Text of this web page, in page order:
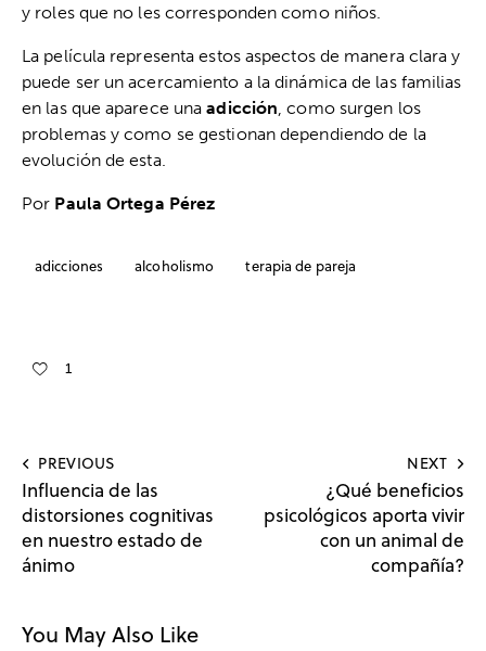
y roles que no les corresponden como niños.
La película representa estos aspectos de manera clara y
puede ser un acercamiento a la dinámica de las familias
en las que aparece una adicción, como surgen los
problemas y como se gestionan dependiendo de la
evolución de esta.
Por Paula Ortega Pérez
adicciones alcoholismo terapia de pareja
1
PREVIOUS
Influencia de las
distorsiones cognitivas
en nuestro estado de
ánimo
NEXT
¿Qué beneficios
psicológicos aporta vivir
con un animal de
compañía?
You May Also Like